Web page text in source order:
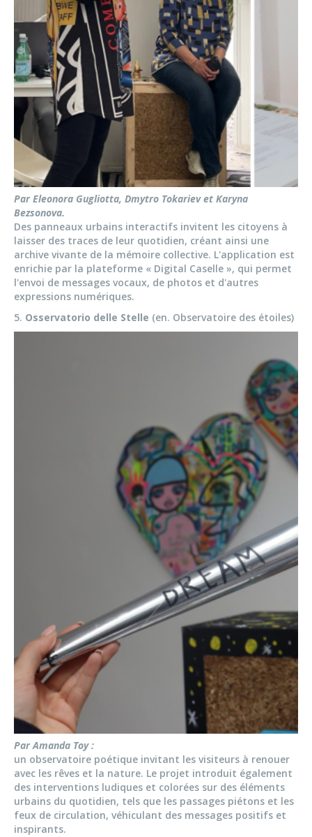
Par Eleonora Gugliotta, Dmytro Tokariev et Karyna
Bezsonova.
Des panneaux urbains interactifs invitent les citoyens à
laisser des traces de leur quotidien, créant ainsi une
archive vivante de la mémoire collective. L'application est
enrichie par la plateforme « Digital Caselle », qui permet
l'envoi de messages vocaux, de photos et d'autres
expressions numériques.
5. Osservatorio delle Stelle (en. Observatoire des étoiles)
Par Amanda Toy :
un observatoire poétique invitant les visiteurs à renouer
avec les rêves et la nature. Le projet introduit également
des interventions ludiques et colorées sur des éléments
urbains du quotidien, tels que les passages piétons et les
feux de circulation, véhiculant des messages positifs et
inspirants.